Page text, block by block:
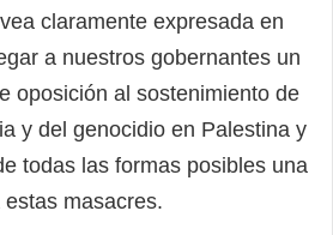
claramente expresada en
a nuestros gobernantes un
oposición al sostenimiento de
y del genocidio en Palestina y
todas las formas posibles una
masacres.